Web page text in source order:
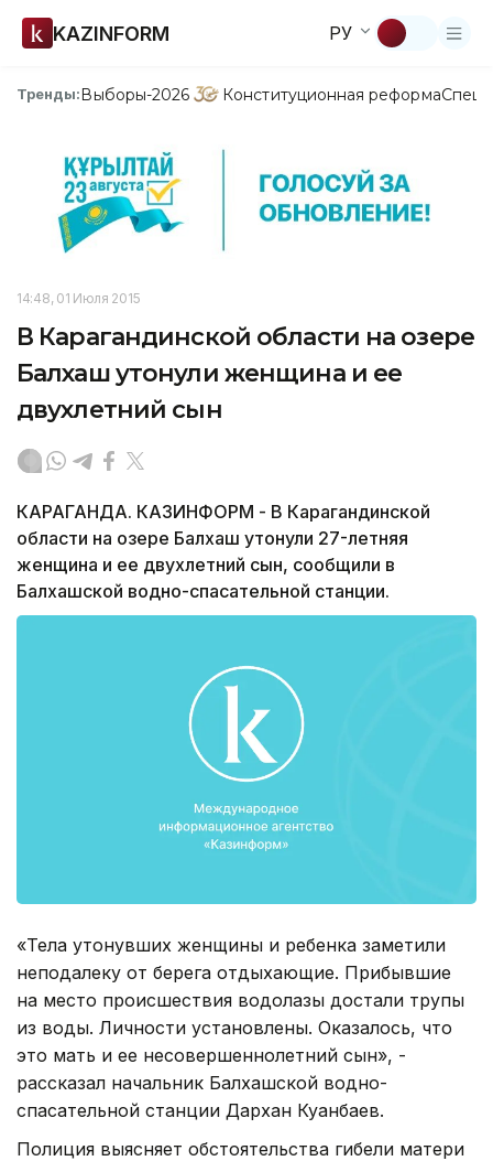
KAZINFORM РУ
Тренды:Выборы-2026 Конституционная реформа
14:48, 01 Июля 2015
В Карагандинской области на озере
Балхаш утонули женщина и ее
двухлетний сын
КАРАГАНДА. КАЗИНФОРМ - В Карагандинской
области на озере Балхаш утонули 27-летняя
женщина и ее двухлетний сын, сообщили в
Балхашской водно-спасательной станции.
«Тела утонувших женщины и ребенка заметили
неподалеку от берега отдыхающие. Прибывшие
на место происшествия водолазы достали трупы
из воды. Личности установлены. Оказалось, что
это мать и ее несовершеннолетний сын», -
рассказал начальник Балхашской водно-
спасательной станции Дархан Куанбаев.
Полиция выясняет обстоятельства гибели матери